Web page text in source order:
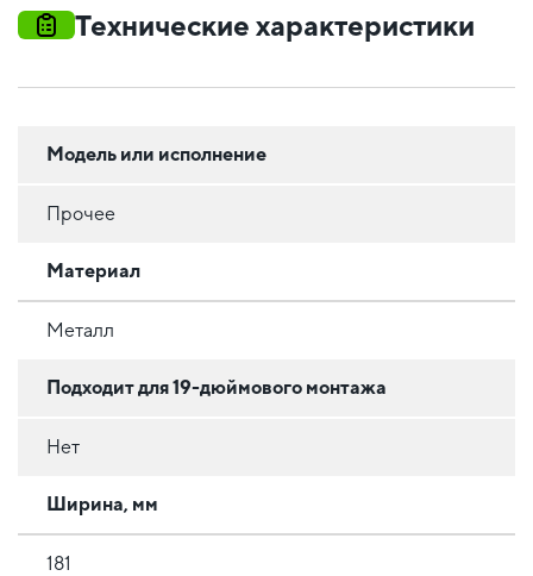
Технические характеристики
Модель или исполнение
Прочее
Материал
Металл
Подходит для 19-дюймового монтажа
Нет
Ширина, мм
181